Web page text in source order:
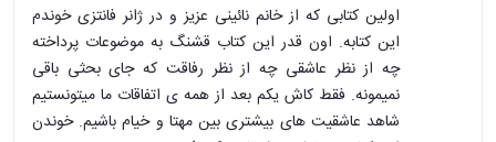
اولین کتابی که از خانم نائینی عزیز و در ژانر فانتزی خوندم
این کتابه. اون قدر این کتاب قشنگ به موضوعات پرداخته
چه از نظر عاشقی چه از نظر رفاقت که جای بحثی باقی
نمیمونه. فقط کاش یکم بعد از همه ی اتفاقات ما میتونستیم
شاهد عاشقیت های بیشتری بین مهتا و خیام باشیم. خوندن